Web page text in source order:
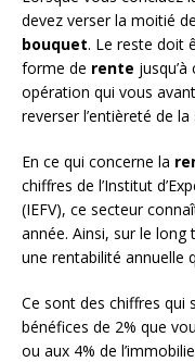
devez verser la moitié
bouquet. Le reste doit
forme de rente
opération qui vous
reverser l’entièreté de
En ce qui concerne la
chiffres de l’Institut
(IEFV), ce secteur
année. Ainsi, sur le
une rentabilité annuelle
Ce sont des chiffres qui
bénéfices de 2% que
ou aux 4% de